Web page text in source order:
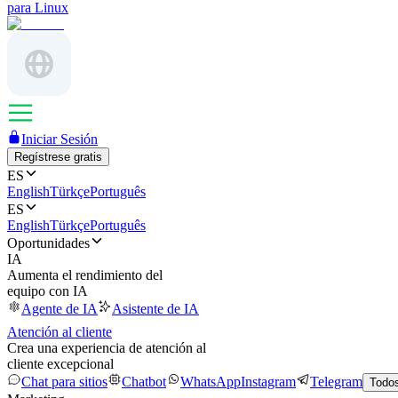
para Linux
Iniciar Sesión
Regístrese gratis
ES
EnglishTürkçePortuguês
ES
EnglishTürkçePortuguês
Oportunidades
IA
Aumenta el rendimiento del
equipo con IA
Agente de IA
Asistente de IA
Atención al cliente
Crea una experiencia de atención al
cliente excepcional
Chat para sitios
Chatbot WhatsAppInstagram Telegram